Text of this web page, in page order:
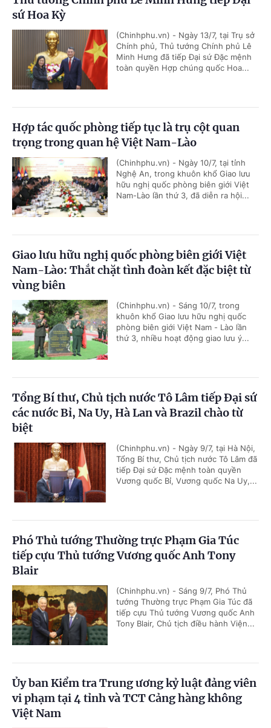
sứ Hoa Kỳ
(Chinhphu.vn) - Ngày 13/7, tại Trụ sở
Chính phủ, Thủ tướng Chính phủ Lê
Minh Hưng đã tiếp Đại sứ Đặc mệnh
toàn quyền Hợp chúng quốc Hoa...
Hợp tác quốc phòng tiếp tục là trụ cột quan
trọng trong quan hệ Việt Nam-Lào
(Chinhphu.vn) - Ngày 10/7, tại tỉnh
Nghệ An, trong khuôn khổ Giao lưu
hữu nghị quốc phòng biên giới Việt
Nam-Lào lần thứ 3, đã diễn ra hội...
Giao lưu hữu nghị quốc phòng biên giới Việt
Nam-Lào: Thắt chặt tình đoàn kết đặc biệt từ
vùng biên
(Chinhphu.vn) - Sáng 10/7, trong
khuôn khổ Giao lưu hữu nghị quốc
phòng biên giới Việt Nam - Lào lần
thứ 3, nhiều hoạt động giao lưu ý...
Tổng Bí thư, Chủ tịch nước Tô Lâm tiếp Đại sứ
các nước Bỉ, Na Uy, Hà Lan và Brazil chào từ
biệt
(Chinhphu.vn) - Ngày 9/7, tại Hà Nội,
Tổng Bí thư, Chủ tịch nước Tô Lâm đã
tiếp Đại sứ Đặc mệnh toàn quyền
Vương quốc Bỉ, Vương quốc Na Uy,...
Phó Thủ tướng Thường trực Phạm Gia Túc
tiếp cựu Thủ tướng Vương quốc Anh Tony
Blair
(Chinhphu.vn) - Sáng 9/7, Phó Thủ
tướng Thường trực Phạm Gia Túc đã
tiếp cựu Thủ tướng Vương quốc Anh
Tony Blair, Chủ tịch điều hành Viện...
Ủy ban Kiểm tra Trung ương kỷ luật đảng viên
vi phạm tại 4 tỉnh và TCT Cảng hàng không
Việt Nam